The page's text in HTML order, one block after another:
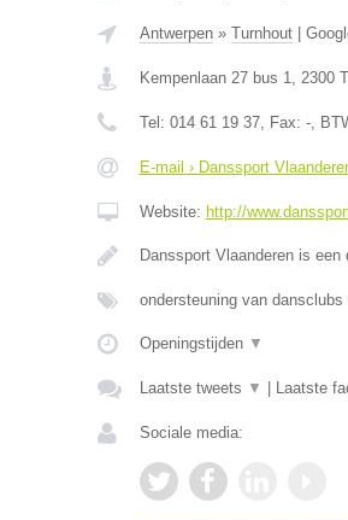
Antwerpen» Turnhout|
Kempenlaan 27 bus 1, 2300
Tel: 014 61 19 37, Fax: -,
E-mail › Danssport
Website: http://
Danssport Vlaanderen is
ondersteuning van
Openingstijden ▼
Laatste tweets ▼ Laatste
Sociale media: